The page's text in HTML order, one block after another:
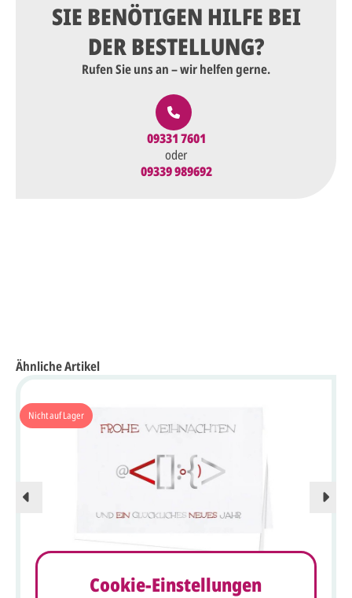
SIE BENÖTIGEN HILFE BEI
DER BESTELLUNG?
Rufen Sie uns an – wir helfen gerne.
09331 7601
oder
09339 989692
Ähnliche Artikel
Nicht auf Lager
Originelle Weihnachtskarte "Frohes Fest" in weiß mit
Cookie-Einstellungen